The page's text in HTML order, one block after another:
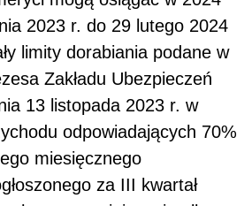
2023 r. do 29 lutego 2024
limity dorabiania podane w
Zakładu Ubezpieczeń
13 listopada 2023 r. w
odpowiadających 70%
miesięcznego
za III kwartał